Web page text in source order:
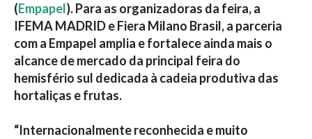
(Empapel). Para as organizadoras da feira, a
IFEMA MADRID e Fiera Milano Brasil, a parceria
com a Empapel amplia e fortalece ainda mais o
alcance de mercado da principal feira do
hemisfério sul dedicada à cadeia produtiva das
hortaliças e frutas.
“Internacionalmente reconhecida e muito